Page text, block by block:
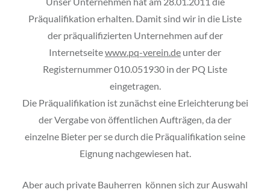
Präqualifikation erhalten. Damit sind wir in die Liste
der präqualifizierten Unternehmen auf der
Internetseitewww.pq-verein.de unter der
Registernummer 010.051930 in der PQ Liste
eingetragen.
Die Präqualifikation ist zunächst eine Erleichterung bei
der Vergabe von öffentlichen Aufträgen, da der
einzelne Bieter per se durch die Präqualifikation seine
Eignung nachgewiesen hat.
Aber auch private Bauherren können sich zur Auswahl